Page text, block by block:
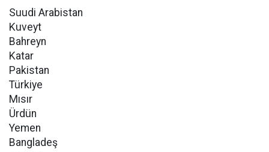
Suudi Arabistan
Kuveyt
Bahreyn
Katar
Pakistan
Türkiye
Mısır
Ürdün
Yemen
Bangladeş